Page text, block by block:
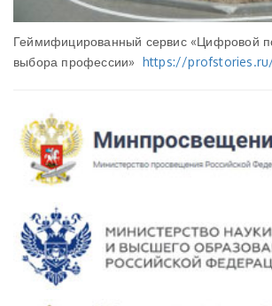
Геймифицированный сервис «Цифровой
выбора профессии» https://